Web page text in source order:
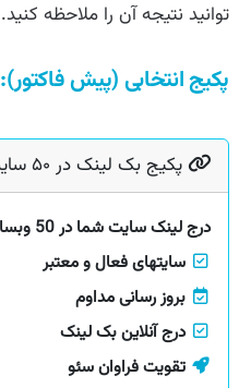
آموزش
توانید نتیجه آن را ملاحظه کنید.
پکیج انتخابی (پیش فاکتور):
پکیج بک لینک در ۵۰ سایت - پکیج ۳
درج لینک سایت شما در 50 وبسایت فعال و معتبر
سایتهای فعال و معتبر
بروز رسانی مداوم
درج آنلاین بک لینک
تقویت فراوان سئو